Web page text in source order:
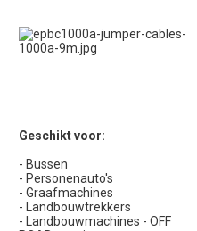
Geschikt voor:
- Bussen
- Personenauto's
- Graafmachines
- Landbouwtrekkers
- Landbouwmachines - OFF